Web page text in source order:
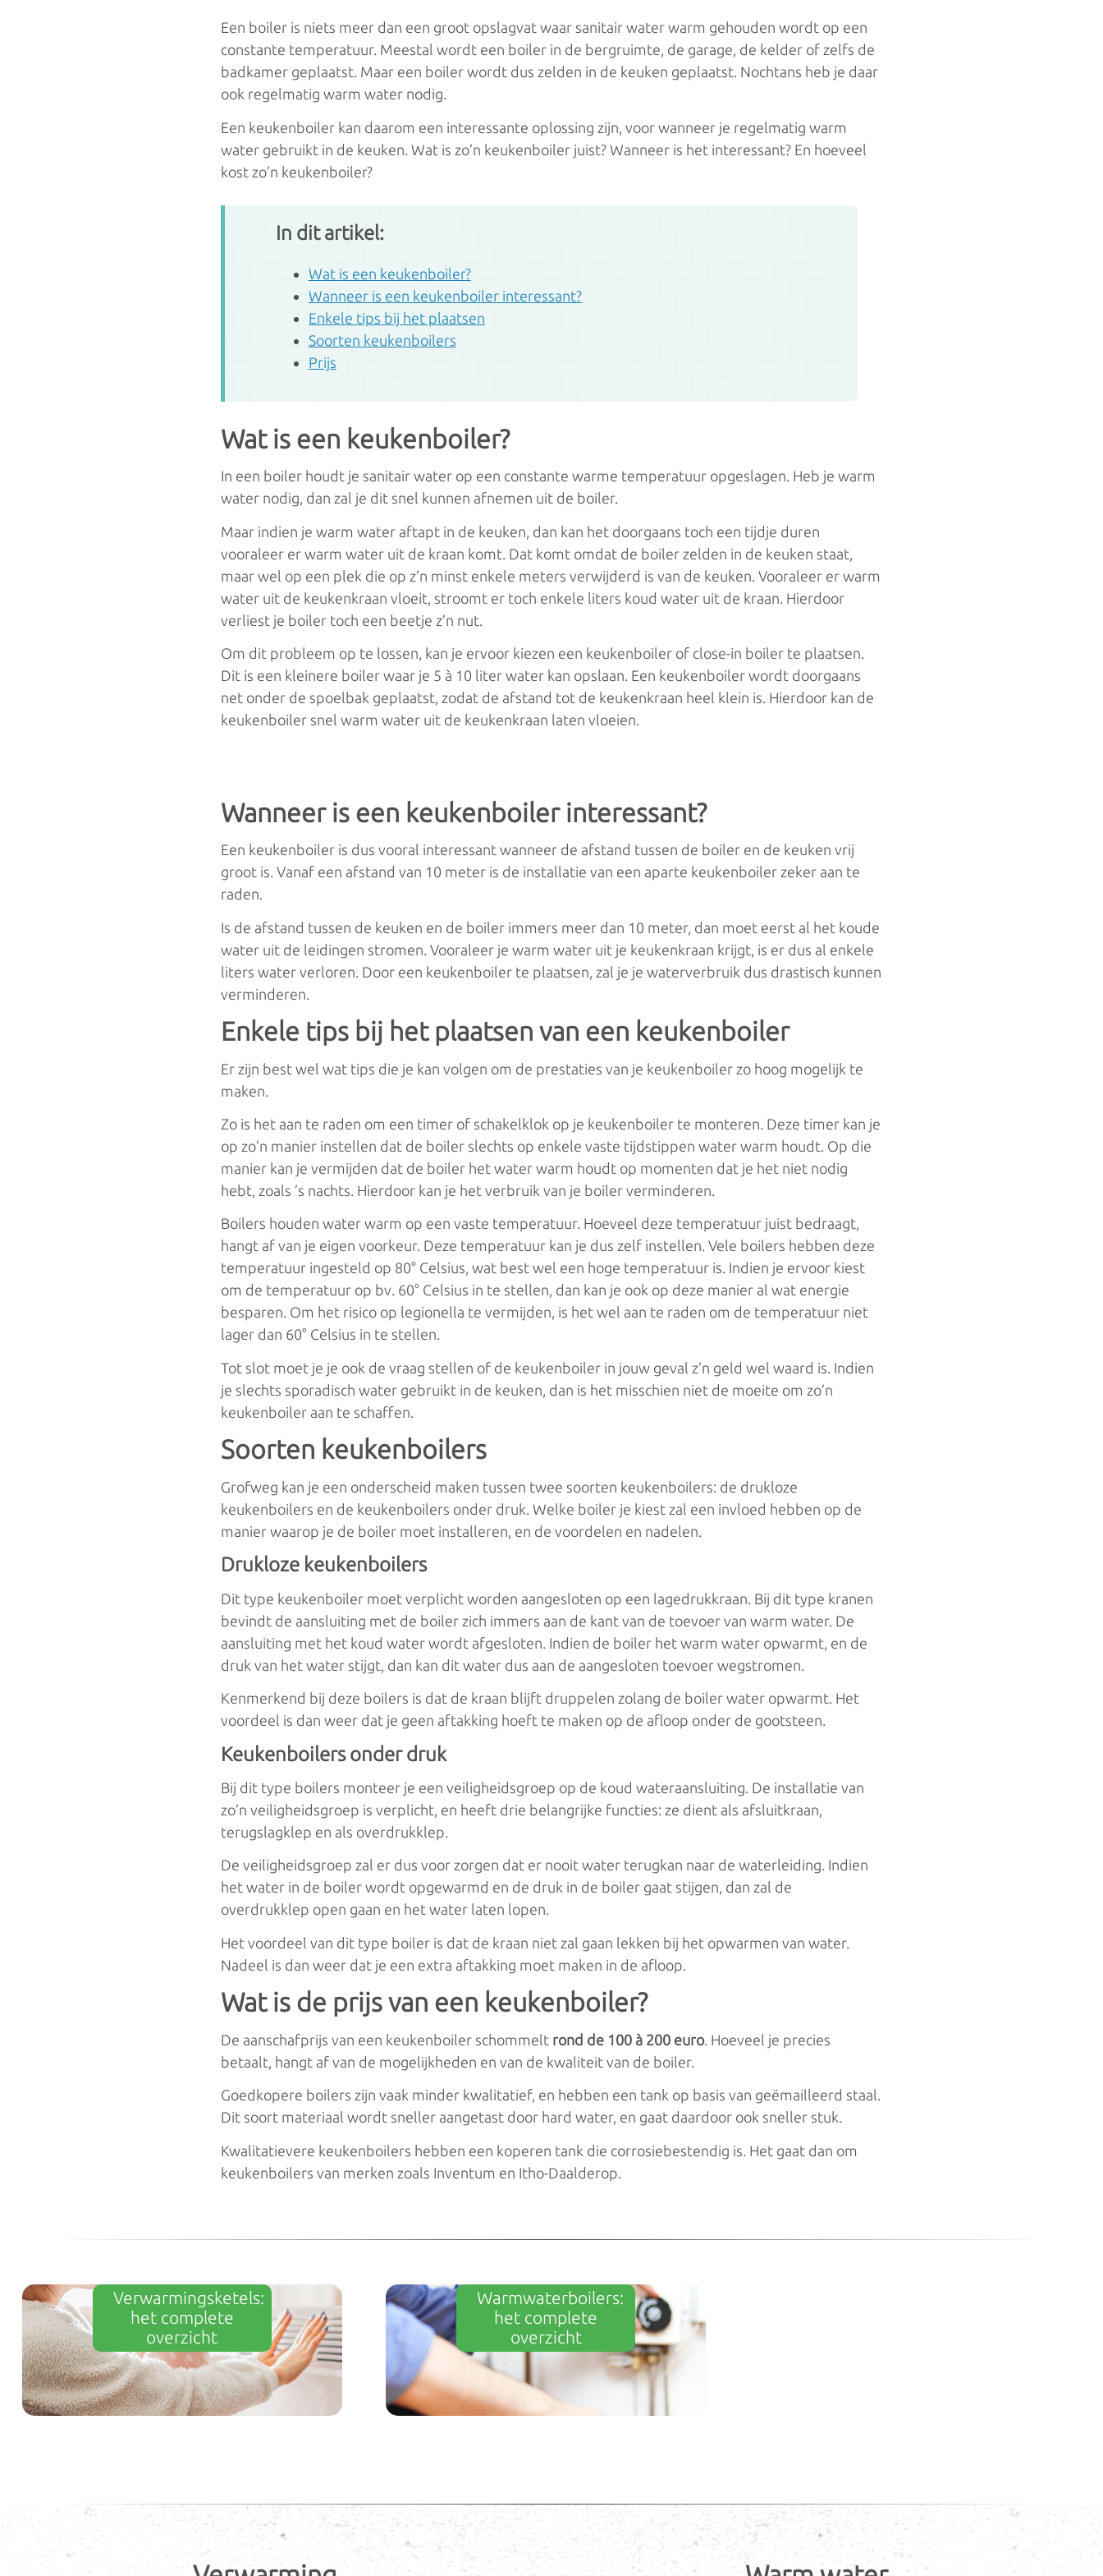
Elektrisch
Accumulatieverwarming
Infrarood verwarming
Kachels/Haarden
Houtkachel
Pelletkachel
Convectoren
Warmtepompboilers
Een boiler is niets meer dan een groot opslagvat waar sanitair water warm gehouden wordt op een
constante temperatuur. Meestal wordt een boiler in de bergruimte, de garage, de kelder of zelfs de
badkamer geplaatst. Maar een boiler wordt dus zelden in de keuken geplaatst. Nochtans heb je daar
ook regelmatig warm water nodig.
Een keukenboiler kan daarom een interessante oplossing zijn, voor wanneer je regelmatig warm
water gebruikt in de keuken. Wat is zo’n keukenboiler juist? Wanneer is het interessant? En hoeveel
kost zo’n keukenboiler?
In dit artikel:
Wat is een keukenboiler?
Wanneer is een keukenboiler interessant?
Enkele tips bij het plaatsen
Soorten keukenboilers
Prijs
Wat is een keukenboiler?
In een boiler houdt je sanitair water op een constante warme temperatuur opgeslagen. Heb je warm
water nodig, dan zal je dit snel kunnen afnemen uit de boiler.
Maar indien je warm water aftapt in de keuken, dan kan het doorgaans toch een tijdje duren
vooraleer er warm water uit de kraan komt. Dat komt omdat de boiler zelden in de keuken staat,
maar wel op een plek die op z’n minst enkele meters verwijderd is van de keuken. Vooraleer er warm
water uit de keukenkraan vloeit, stroomt er toch enkele liters koud water uit de kraan. Hierdoor
verliest je boiler toch een beetje z’n nut.
Om dit probleem op te lossen, kan je ervoor kiezen een keukenboiler of close-in boiler te plaatsen.
Dit is een kleinere boiler waar je 5 à 10 liter water kan opslaan. Een keukenboiler wordt doorgaans
net onder de spoelbak geplaatst, zodat de afstand tot de keukenkraan heel klein is. Hierdoor kan de
keukenboiler snel warm water uit de keukenkraan laten vloeien.
Wanneer is een keukenboiler interessant?
Een keukenboiler is dus vooral interessant wanneer de afstand tussen de boiler en de keuken vrij
groot is. Vanaf een afstand van 10 meter is de installatie van een aparte keukenboiler zeker aan te
raden.
Is de afstand tussen de keuken en de boiler immers meer dan 10 meter, dan moet eerst al het koude
water uit de leidingen stromen. Vooraleer je warm water uit je keukenkraan krijgt, is er dus al enkele
liters water verloren. Door een keukenboiler te plaatsen, zal je je waterverbruik dus drastisch kunnen
verminderen.
Enkele tips bij het plaatsen van een keukenboiler
Er zijn best wel wat tips die je kan volgen om de prestaties van je keukenboiler zo hoog mogelijk te
maken.
Zo is het aan te raden om een timer of schakelklok op je keukenboiler te monteren. Deze timer kan je
op zo’n manier instellen dat de boiler slechts op enkele vaste tijdstippen water warm houdt. Op die
manier kan je vermijden dat de boiler het water warm houdt op momenten dat je het niet nodig
hebt, zoals ’s nachts. Hierdoor kan je het verbruik van je boiler verminderen.
Boilers houden water warm op een vaste temperatuur. Hoeveel deze temperatuur juist bedraagt,
hangt af van je eigen voorkeur. Deze temperatuur kan je dus zelf instellen. Vele boilers hebben deze
temperatuur ingesteld op 80° Celsius, wat best wel een hoge temperatuur is. Indien je ervoor kiest
om de temperatuur op bv. 60° Celsius in te stellen, dan kan je ook op deze manier al wat energie
besparen. Om het risico op legionella te vermijden, is het wel aan te raden om de temperatuur niet
lager dan 60° Celsius in te stellen.
Tot slot moet je je ook de vraag stellen of de keukenboiler in jouw geval z’n geld wel waard is. Indien
je slechts sporadisch water gebruikt in de keuken, dan is het misschien niet de moeite om zo’n
keukenboiler aan te schaffen.
Soorten keukenboilers
Grofweg kan je een onderscheid maken tussen twee soorten keukenboilers: de drukloze
keukenboilers en de keukenboilers onder druk. Welke boiler je kiest zal een invloed hebben op de
manier waarop je de boiler moet installeren, en de voordelen en nadelen.
Drukloze keukenboilers
Dit type keukenboiler moet verplicht worden aangesloten op een lagedrukkraan. Bij dit type kranen
bevindt de aansluiting met de boiler zich immers aan de kant van de toevoer van warm water. De
aansluiting met het koud water wordt afgesloten. Indien de boiler het warm water opwarmt, en de
druk van het water stijgt, dan kan dit water dus aan de aangesloten toevoer wegstromen.
Kenmerkend bij deze boilers is dat de kraan blijft druppelen zolang de boiler water opwarmt. Het
voordeel is dan weer dat je geen aftakking hoeft te maken op de afloop onder de gootsteen.
Keukenboilers onder druk
Bij dit type boilers monteer je een veiligheidsgroep op de koud wateraansluiting. De installatie van
zo’n veiligheidsgroep is verplicht, en heeft drie belangrijke functies: ze dient als afsluitkraan,
terugslagklep en als overdrukklep.
De veiligheidsgroep zal er dus voor zorgen dat er nooit water terugkan naar de waterleiding. Indien
het water in de boiler wordt opgewarmd en de druk in de boiler gaat stijgen, dan zal de
overdrukklep open gaan en het water laten lopen.
Het voordeel van dit type boiler is dat de kraan niet zal gaan lekken bij het opwarmen van water.
Nadeel is dan weer dat je een extra aftakking moet maken in de afloop.
Wat is de prijs van een keukenboiler?
De aanschafprijs van een keukenboiler schommelt rond de 100 à 200 euro. Hoeveel je precies
betaalt, hangt af van de mogelijkheden en van de kwaliteit van de boiler.
Goedkopere boilers zijn vaak minder kwalitatief, en hebben een tank op basis van geëmailleerd staal.
Dit soort materiaal wordt sneller aangetast door hard water, en gaat daardoor ook sneller stuk.
Kwalitatievere keukenboilers hebben een koperen tank die corrosiebestendig is. Het gaat dan om
keukenboilers van merken zoals Inventum en Itho-Daalderop.
Verwarmingsketels:
het complete
overzicht
Warmwaterboilers:
het complete
overzicht